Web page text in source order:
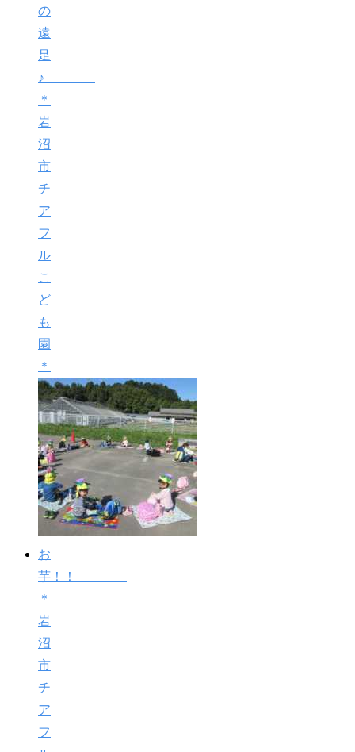
の
遠
足
♪
＊
岩
沼
市
チ
ア
フ
ル
こ
ど
も
園
＊
お
芋！！
＊
岩
沼
市
チ
ア
フ